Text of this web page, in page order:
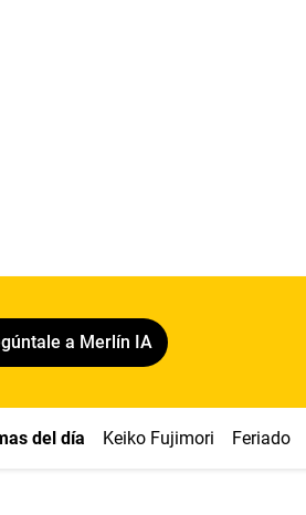
a Merlín IA
del día Keiko Fujimori Feriado